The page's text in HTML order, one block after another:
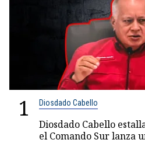
1 Diosdado Cabello
Diosdado Cabello
el Comando Sur lanza